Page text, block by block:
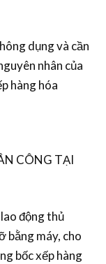
dụng và cần
nhân của
hàng hóa
CÔNG TẠI
động thủ
bằng máy, cho
bốc xếp hàng